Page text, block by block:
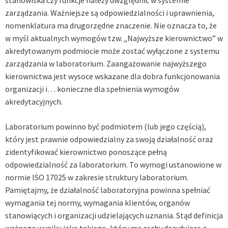
zarządzania. Ważniejsze są odpowiedzialności i uprawnienia,
nomenklatura ma drugorzędne znaczenie. Nie oznacza to, że
w myśl aktualnych wymogów tzw. „Najwyższe kierownictwo” w
akredytowanym podmiocie może zostać wyłączone z systemu
zarządzania w laboratorium. Zaangażowanie najwyższego
kierownictwa jest wysoce wskazane dla dobra funkcjonowania
organizacji i… konieczne dla spełnienia wymogów
akredytacyjnych.
Laboratorium powinno być podmiotem (lub jego częścią),
który jest prawnie odpowiedzialny za swoją działalność oraz
zidentyfikować kierownictwo ponoszące pełną
odpowiedzialność za laboratorium. To wymogi ustanowione w
normie ISO 17025 w zakresie struktury laboratorium.
Pamiętajmy, że działalność laboratoryjna powinna spełniać
wymagania tej normy, wymagania klientów, organów
stanowiących i organizacji udzielających uznania. Stąd definicja